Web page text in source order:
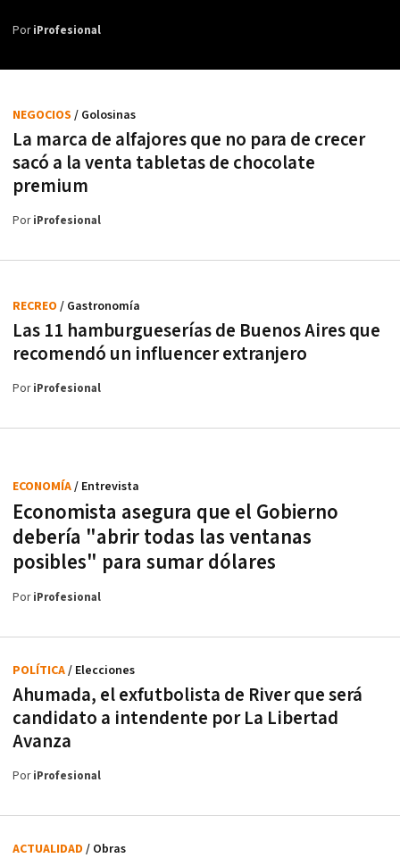
PoriProfesional
La marca de alfajores que no para de crecer
sacó a la venta tabletas de chocolate
premium
NEGOCIOS / Golosinas
PoriProfesional
Las 11 hamburgueserías de Buenos Aires que
recomendó un influencer extranjero
RECREO / Gastronomía
PoriProfesional
Economista asegura que el Gobierno
debería "abrir todas las ventanas
posibles" para sumar dólares
ECONOMÍA/ Entrevista
PoriProfesional
Ahumada, el exfutbolista de River que será
candidato a intendente por La Libertad
Avanza
POLÍTICA/ Elecciones
PoriProfesional
ACTUALIDAD / Obras